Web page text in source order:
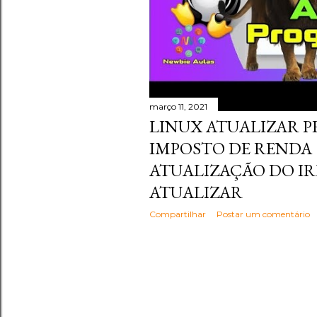
março 11, 2021
LINUX ATUALIZAR
IMPOSTO DE RENDA
ATUALIZAÇÃO DO
ATUALIZAR
Compartilhar Postar um comentário